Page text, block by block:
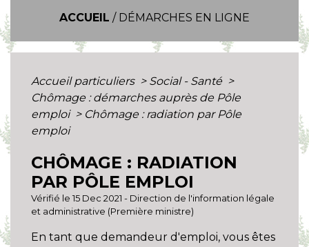
ACCUEIL / DÉMARCHES EN LIGNE
Accueil particuliers > Social - Santé >
Chômage : démarches auprès de Pôle
emploi > Chômage : radiation par Pôle
emploi
CHÔMAGE : RADIATION
PAR PÔLE EMPLOI
Vérifié le 15 Dec 2021 - Direction de l'information légale
et administrative (Première ministre)
En tant que demandeur d'emploi, vous êtes